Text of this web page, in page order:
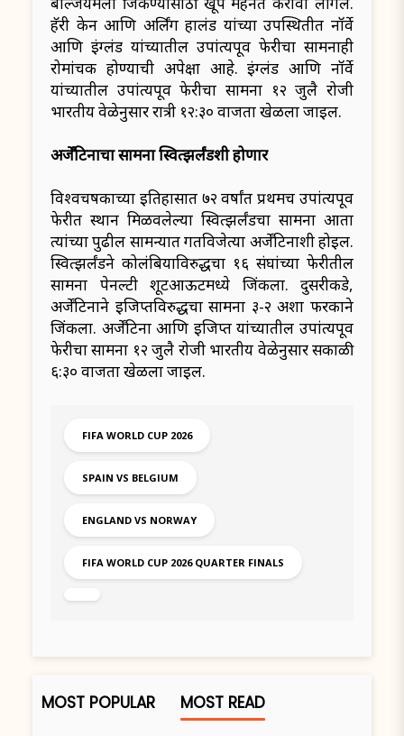
हॅरी केन आणि अर्लिंग हालंड यांच्या उपस्थितीत नॉर्वे
आणि इंग्लंड यांच्यातील उपांत्यपूर्व फेरीचा सामनाही
रोमांचक होण्याची अपेक्षा आहे. इंग्लंड आणि नॉर्वे
यांच्यातील उपांत्यपूर्व फेरीचा सामना १२ जुलै रोजी
भारतीय वेळेनुसार रात्री १२:३० वाजता खेळला जाईल.
अर्जेंटिनाचा सामना स्वित्झर्लंडशी होणार
विश्वचषकाच्या इतिहासात ७२ वर्षांत प्रथमच उपांत्यपूर्व
फेरीत स्थान मिळवलेल्या स्वित्झर्लंडचा सामना आता
त्यांच्या पुढील सामन्यात गतविजेत्या अर्जेंटिनाशी होईल.
स्वित्झर्लंडने कोलंबियाविरुद्धचा १६ संघांच्या फेरीतील
सामना पेनल्टी शूटआऊटमध्ये जिंकला. दुसरीकडे,
अर्जेंटिनाने इजिप्तविरुद्धचा सामना ३-२ अशा फरकाने
जिंकला. अर्जेंटिना आणि इजिप्त यांच्यातील उपांत्यपूर्व
फेरीचा सामना १२ जुलै रोजी भारतीय वेळेनुसार सकाळी
६:३० वाजता खेळला जाईल.
FIFA WORLD CUP 2026
SPAIN VS BELGIUM
ENGLAND VS NORWAY
FIFA WORLD CUP 2026 QUARTER FINALS
MOST POPULAR MOST READ